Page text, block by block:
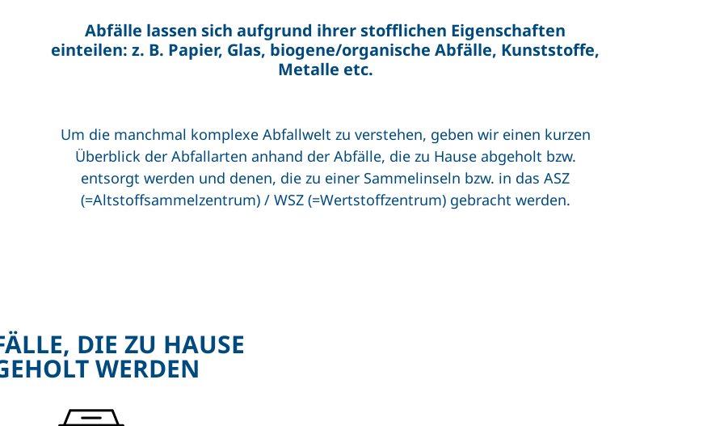
Abfälle lassen sich aufgrund ihrer stofflichen Eigenschaften
einteilen: z. B. Papier, Glas, biogene/organische Abfälle, Kunststoffe,
Metalle etc.
Um die manchmal komplexe Abfallwelt zu verstehen, geben wir einen kurzen
Überblick der Abfallarten anhand der Abfälle, die zu Hause abgeholt bzw.
entsorgt werden und denen, die zu einer Sammelinseln bzw. in das ASZ
(=Altstoffsammelzentrum) / WSZ (=Wertstoffzentrum) gebracht werden.
DIE ZU HAUSE
WERDEN